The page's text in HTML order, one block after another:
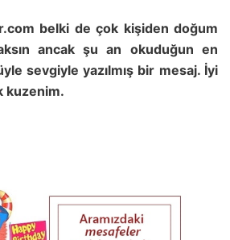
belki de çok kişiden doğum
ancak şu an okuduğun en
sevgiyle yazılmış bir mesaj. İyi
kuzenim.